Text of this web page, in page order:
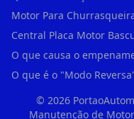
© 2026
Manutenção de